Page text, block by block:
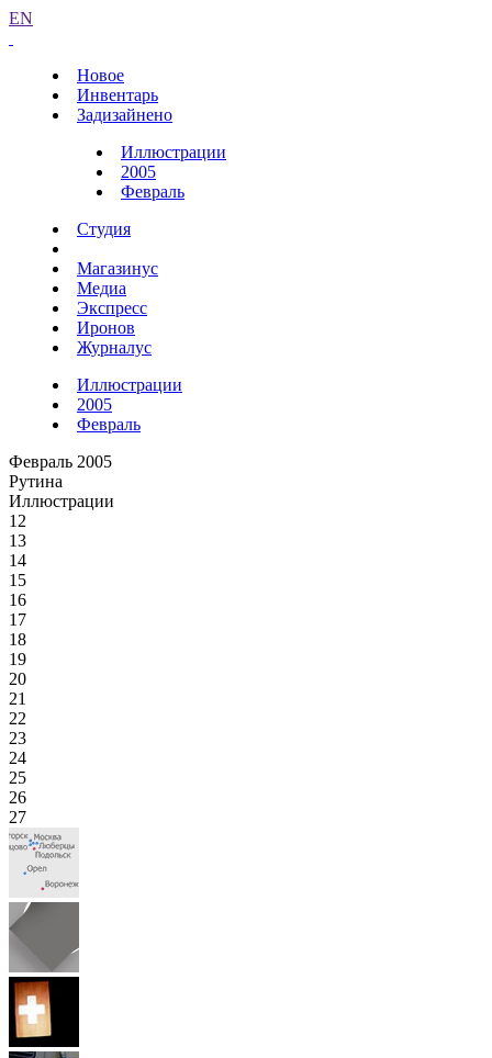
EN
Новое
Инвентарь
Задизайнено
Иллюстрации
2005
Февраль
Студия
Магазинус
Медиа
Экспресс
Иронов
Журналус
Иллюстрации
2005
Февраль
Февраль 2005
Рутина
Иллюстрации
12
13
14
15
16
17
18
19
20
21
22
23
24
25
26
27